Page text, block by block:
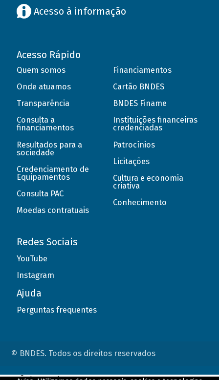
Acesso à informação
Acesso Rápido
Quem somos
Onde atuamos
Transparência
Consulta a
financiamentos
Resultados para a
sociedade
Credenciamento de
Equipamentos
Consulta PAC
Moedas contratuais
Financiamentos
Cartão BNDES
BNDES Finame
Instituições financeiras
credenciadas
Patrocínios
Licitações
Cultura e economia
criativa
Conhecimento
Redes Sociais
YouTube
Instagram
Ajuda
Perguntas frequentes
© BNDES. Todos os direitos reservados